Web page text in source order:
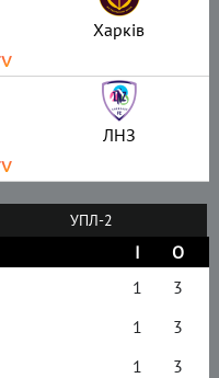
Харків
ЛНЗ
УПЛ-2
І
О
1
3
1
3
1
3